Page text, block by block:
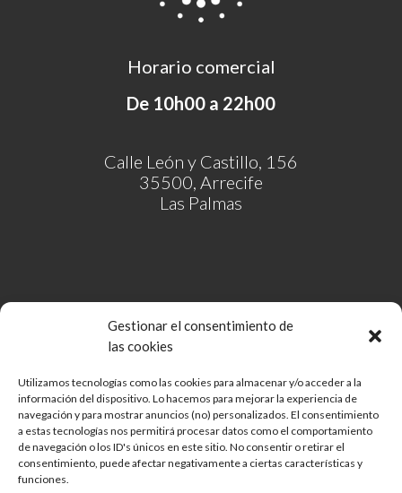
Gestionar el consentimiento de
las cookies
Utilizamos tecnologías como las cookies para almacenar y/o acceder a la
información del dispositivo. Lo hacemos para mejorar la experiencia de
navegación y para mostrar anuncios (no) personalizados. El consentimiento
a estas tecnologías nos permitirá procesar datos como el comportamiento
de navegación o los ID's únicos en este sitio. No consentir o retirar el
consentimiento, puede afectar negativamente a ciertas características y
funciones.
Horario comercial
De 10h00 a 22h00
Calle León y Castillo, 156
35500, Arrecife
Las Palmas
Comunidad de Bienes Open Mall Lanzarote CB
Aviso legal
Política de cookies
Protección de Datos